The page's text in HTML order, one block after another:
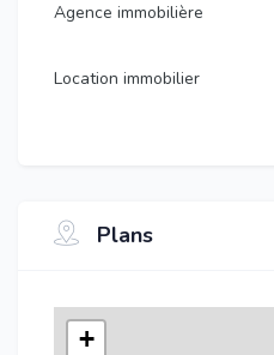
Agence immobilière
Location immobilier
Plans
+